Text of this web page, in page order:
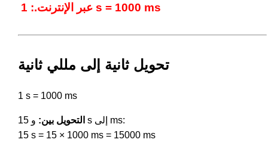
عبر الإنترنت.: 1 s = 1000 ms
تحويل ثانية إلى مللي ثانية
1 s = 1000 ms
التحويل بين:
و 15 s إلى ms:
15 s = 15 × 1000 ms = 15000 ms